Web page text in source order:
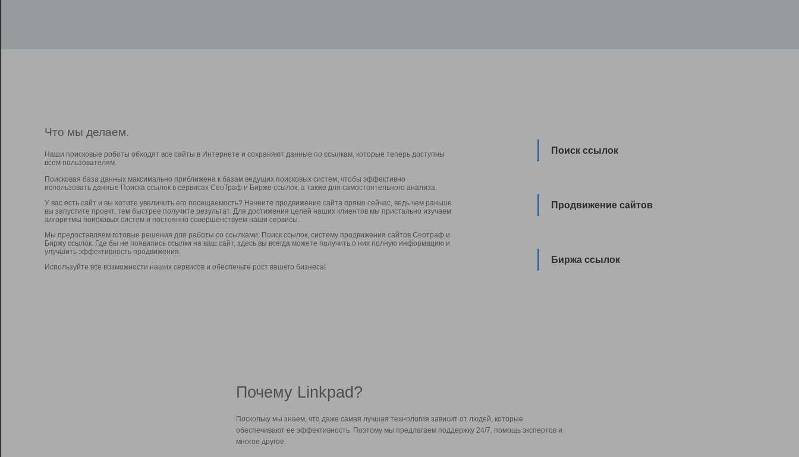
Что мы делаем.
Наши поисковые роботы обходят все сайты в Интернете и сохраняют данные по ссылкам, которые теперь доступны
всем пользователям.
Поисковая база данных максимально приближена к базам ведущих поисковых систем, чтобы эффективно
использовать данные Поиска ссылок в сервисах СеоТраф и Бирже ссылок, а также для самостоятельного анализа.
У вас есть сайт и вы хотите увеличить его посещаемость? Начните продвижение сайта прямо сейчас, ведь чем раньше
вы запустите проект, тем быстрее получите результат. Для достижения целей наших клиентов мы пристально изучаем
алгоритмы поисковых систем и постоянно совершенствуем наши сервисы.
Мы предоставляем готовые решения для работы со ссылками: Поиск ссылок, систему продвижения сайтов Сеотраф и
Биржу ссылок. Где бы не появились ссылки на ваш сайт, здесь вы всегда можете получить о них полную информацию и
улучшить эффективность продвижения.
Используйте все возможности наших сервисов и обеспечьте рост вашего бизнеса!
Поиск ссылок
Продвижение сайтов
Биржа ссылок
Почему Linkpad?
Поскольку мы знаем, что даже самая лучшая технология зависит от людей, которые
обеспечивают ее эффективность. Поэтому мы предлагаем поддержку 24/7, помощь экспертов и
многое другое.